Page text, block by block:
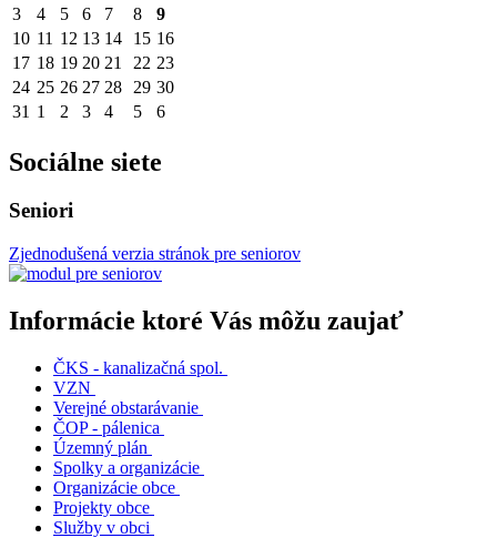
3
4 5 6 7 8
9
10 11 12 13 14 15 16
17 18 19 20 21 22 23
24 25 26 27 28 29 30
31 1 2 3 4 5 6
Sociálne siete
Seniori
Zjednodušená verzia stránok pre seniorov
Informácie ktoré Vás môžu zaujať
ČKS - kanalizačná spol.
VZN
Verejné obstarávanie
ČOP - pálenica
Územný plán
Spolky a organizácie
Organizácie obce
Projekty obce
Služby v obci